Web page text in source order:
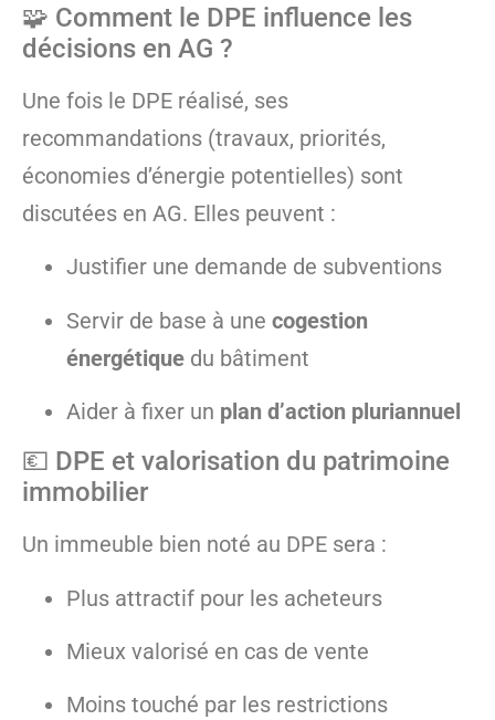
🧩 Comment le DPE influence les
décisions en AG ?
Une fois le DPE réalisé, ses
recommandations (travaux, priorités,
économies d’énergie potentielles) sont
discutées en AG. Elles peuvent :
Justifier une demande de subventions
Servir de base à une cogestion
énergétique du bâtiment
Aider à fixer un plan d’action pluriannuel
💶 DPE et valorisation du patrimoine
immobilier
Un immeuble bien noté au DPE sera :
Plus attractif pour les acheteurs
Mieux valorisé en cas de vente
Moins touché par les restrictions